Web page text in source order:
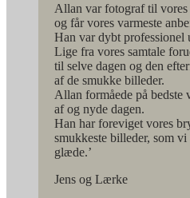
Allan var fotograf til
og får vores varmeste
Han var dybt professionel
Lige fra vores samtale
til selve dagen og den
af de smukke billeder.
Allan formåede på bedste
af og nyde dagen.
Han har foreviget vores
smukkeste billeder, som
glæde.’
Jens og Lærke